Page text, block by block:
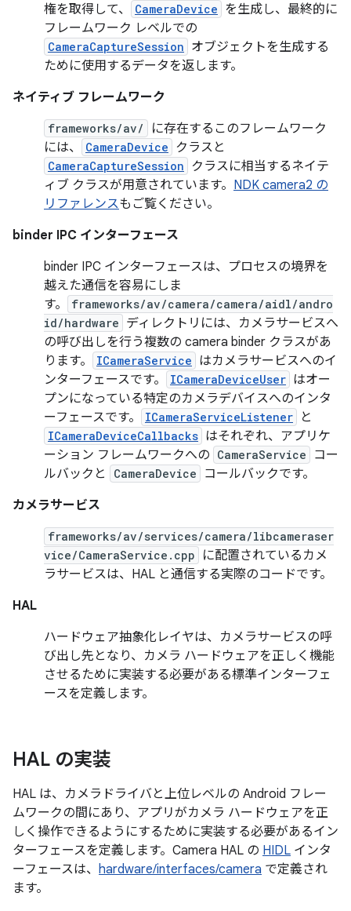
権を取得して、
CameraDevice を生成し、最終的に
フレームワーク レベルでの
CameraCaptureSession オブジェクトを生成する
ために使用するデータを返します。
ネイティブ フレームワーク
frameworks/av/
に存在するこのフレームワーク
には、
CameraDevice クラスと
CameraCaptureSession
クラスに相当するネイテ
ィブ クラスが用意されています。 NDK camera2 の
リファレンスもご覧ください。
binder IPC インターフェース
binder IPC インターフェースは、プロセスの境界を
越えた通信を容易にしま
す。
frameworks/av/camera/camera/aidl/andro
id/hardware ディレクトリには、カメラサービスへ
の呼び出しを行う複数の camera binder クラスがあ
ります。
ICameraService はカメラサービスへのイ
ンターフェースです。
ICameraDeviceUser はオー
プンになっている特定のカメラデバイスへのインタ
ーフェースです。
ICameraServiceListener と
ICameraDeviceCallbacks はそれぞれ、アプリケ
ーション フレームワークへの CameraService
コー
ルバックと
CameraDevice
コールバックです。
カメラサービス
frameworks/av/services/camera/libcameraser
vice/CameraService.cpp
に配置されているカメ
ラサービスは、HAL と通信する実際のコードです。
HAL
ハードウェア抽象化レイヤは、カメラサービスの呼
び出し先となり、カメラ ハードウェアを正しく機能
させるために実装する必要がある標準インターフェ
ースを定義します。
HAL の実装
HAL は、カメラドライバと上位レベルの Android フレー
ムワークの間にあり、アプリがカメラ ハードウェアを正
しく操作できるようにするために実装する必要があるイン
ターフェースを定義します。Camera HAL の HIDL インタ
ーフェースは、 hardware/interfaces/camera で定義され
ます。